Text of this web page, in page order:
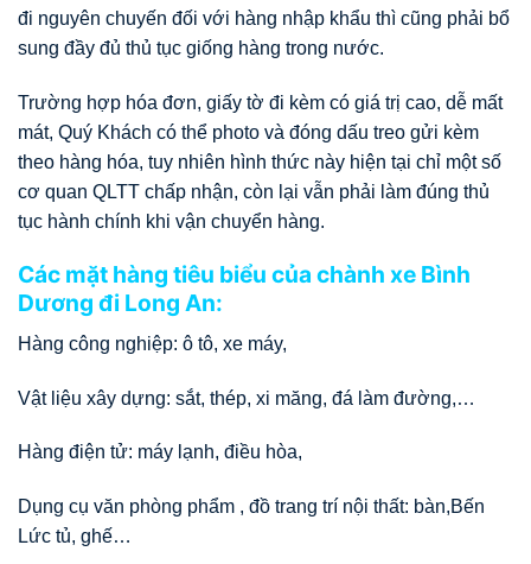
đi nguyên chuyến đối với hàng nhập khẩu thì cũng phải bổ
sung đầy đủ thủ tục giống hàng trong nước.
Trường hợp hóa đơn, giấy tờ đi kèm có giá trị cao, dễ mất
mát, Quý Khách có thể photo và đóng dấu treo gửi kèm
theo hàng hóa, tuy nhiên hình thức này hiện tại chỉ một số
cơ quan QLTT chấp nhận, còn lại vẫn phải làm đúng thủ
tục hành chính khi vận chuyển hàng.
Các mặt hàng tiêu biểu của chành xe Bình
Dương đi Long An:
Hàng công nghiệp: ô tô, xe máy,
Vật liệu xây dựng: sắt, thép, xi măng, đá làm đường,…
Hàng điện tử: máy lạnh, điều hòa,
Dụng cụ văn phòng phẩm , đồ trang trí nội thất: bàn,Bến
Lức tủ, ghế…